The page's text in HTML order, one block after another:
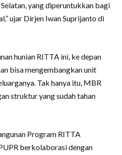
yang diperuntukkan bagi
ujar Dirjen Iwan Suprijanto di
hunian RITTA ini, ke depan
bisa mengembangkan unit
Tak hanya itu, MBR
struktur yang sudah tahan
Program RITTA
berkolaborasi dengan